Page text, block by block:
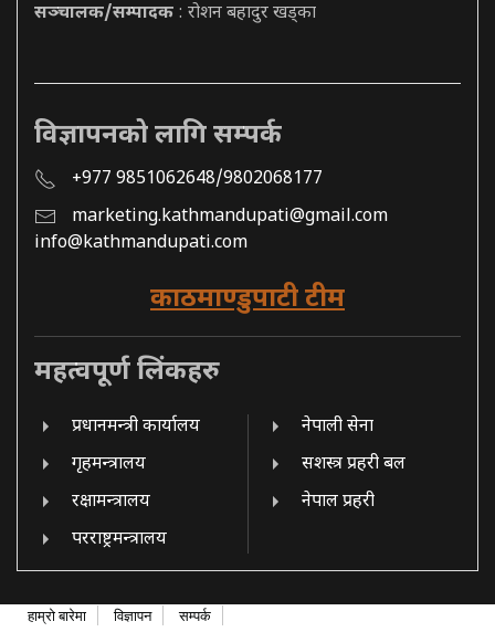
सञ्चालक/सम्पादक : रोशन बहादुर खड्का
विज्ञापनको लागि सम्पर्क
+977 9851062648/9802068177
marketing.kathmandupati@gmail.com
info@kathmandupati.com
काठमाण्डुपाटी टीम
महत्वपूर्ण लिंकहरु
प्रधानमन्त्री कार्यालय
गृहमन्त्रालय
रक्षामन्त्रालय
परराष्ट्रमन्त्रालय
नेपाली सेना
सशस्त्र प्रहरी बल
नेपाल प्रहरी
हाम्रो बारेमा विज्ञापन सम्पर्क